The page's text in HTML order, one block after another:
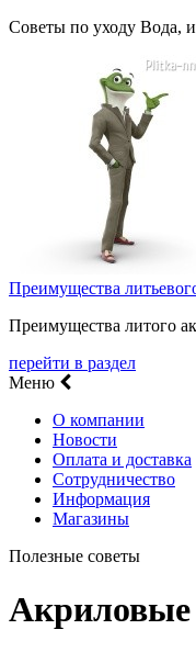
Советы по уходу Вода,
Преимущества
Преимущества литого
перейти в раздел
Меню
О компании
Новости
Оплата и доставка
Сотрудничество
Информация
Магазины
Полезные советы